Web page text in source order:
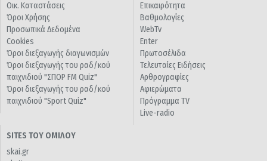
Οικ. Καταστάσεις
Όροι Χρήσης
Προσωπικά Δεδομένα
Cookies
Όροι διεξαγωγής διαγωνισμών
Όροι διεξαγωγής του ραδ/κού
παιχνιδιού "ΣΠΟΡ FM Quiz"
Όροι διεξαγωγής του ραδ/κού
παιχνιδιού "Sport Quiz"
Επικαιρότητα
Βαθμολογίες
WebTv
Enter
Πρωτοσέλιδα
Τελευταίες Ειδήσεις
Αρθρογραφίες
Αφιερώματα
Πρόγραμμα TV
Live-radio
SITES ΤΟΥ ΟΜΙΛΟΥ
skai.gr